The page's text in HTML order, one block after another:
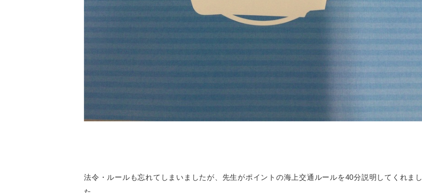
法令・ルールも忘れてしまいましたが、先生がポイントの海上交通ルールを40分説明してくれまし